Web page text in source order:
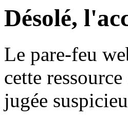
Désolé,
Le pare-feu
cette
jugée